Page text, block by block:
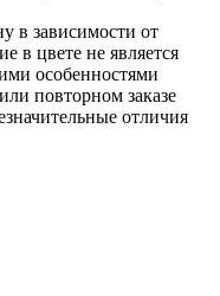
в зависимости от
в цвете не является
особенностями
повторном заказе
отличия